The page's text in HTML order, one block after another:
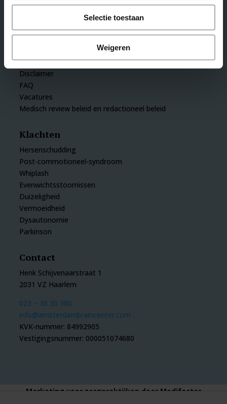
Selectie toestaan
Weigeren
Functioneel neurologisch onderzoek
Wat is functionele neurologie
Privacy policy
Rejuvenate
Disclaimer
FAQ
Vacatures
Medisch review beleid en redactioneel beleid
Klachten
Hersenschudding
Post-commotioneel-syndroom
Whiplash
Evenwichtsstoornissen
Duizeligheid
Vermoeidheid
Dysautonomie
Parkinson
Contact
Henk Schijvenaarstraat 1
2031 VZ Haarlem
023 – 30 30 380
info@amsterdambraincenter.com
KVK-nummer: 84992905
Vestigingsnummer: 000051074680
Marketing voor zorgpraktijken door Medifactor